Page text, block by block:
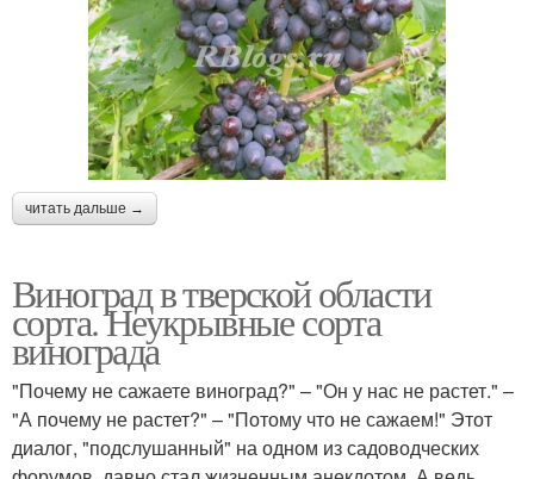
читать дальше →
Виноград в тверской области
сорта. Неукрывные сорта
винограда
"Почему не сажаете виноград?" – "Он у нас не растет." –
"А почему не растет?" – "Потому что не сажаем!" Этот
диалог, "подслушанный" на одном из садоводческих